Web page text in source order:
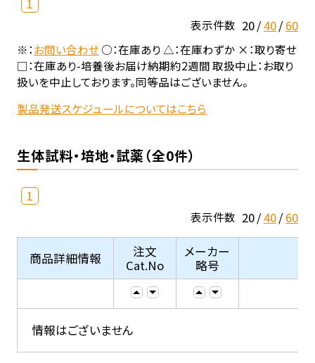
1
表示件数 20 40 60
※：お問い合わせ○：在庫あり △：在庫わずか ×：取り寄せ
□：在庫あり-培養後お届け納期約2週間 取扱中止：お取り
扱いを中止しております。同等品はございません。
製品発送スケジュールについてはこちら
生体試料・培地・試薬（全0件）
1
表示件数 20 40 60
商品詳細情報
注文
Cat.No
メーカー
略号
情報はございません